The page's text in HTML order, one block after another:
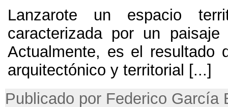
Lanzarote un espacio
caracterizada por un paisaje
Actualmente, es el resultado
arquitectónico y territorial [...]
Publicado por Federico García